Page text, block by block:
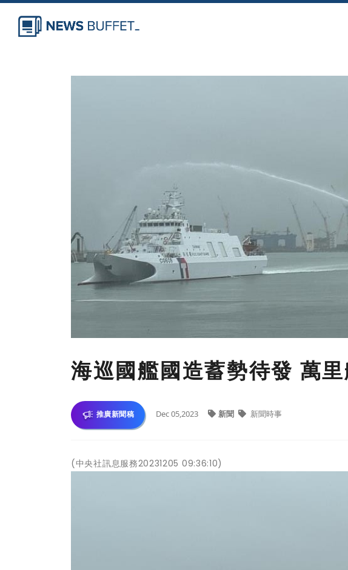
海巡國艦國造蓄勢待發 萬
推廣新聞稿 Dec 05,2023 新聞 新聞時事
(中央社訊息服務20231205 09:36:10)